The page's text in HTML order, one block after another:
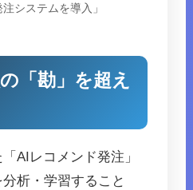
システムを導入」
「勘」を超え
AIレコメンド発注」
析・学習すること